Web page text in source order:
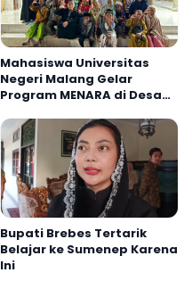
Mahasiswa Universitas
Negeri Malang Gelar
Program MENARA di Desa
Bupati Brebes Tertarik
Belajar ke Sumenep Karena
Ini